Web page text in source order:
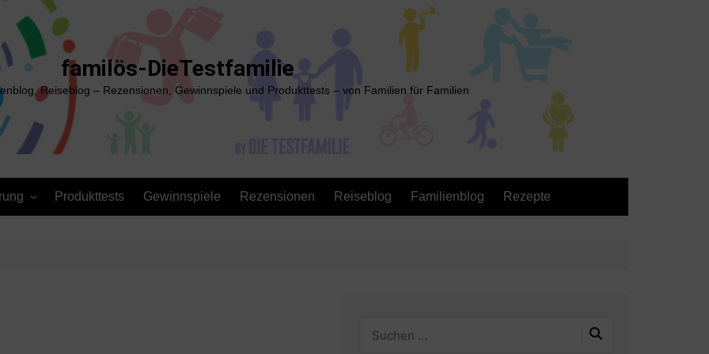
familös-DieTestfamilie
Reiseblog – Rezensionen, Gewinnspiele und Produkttests – von Familien für Familien
Produkttests Gewinnspiele Rezensionen Reiseblog Familienblog Rezepte